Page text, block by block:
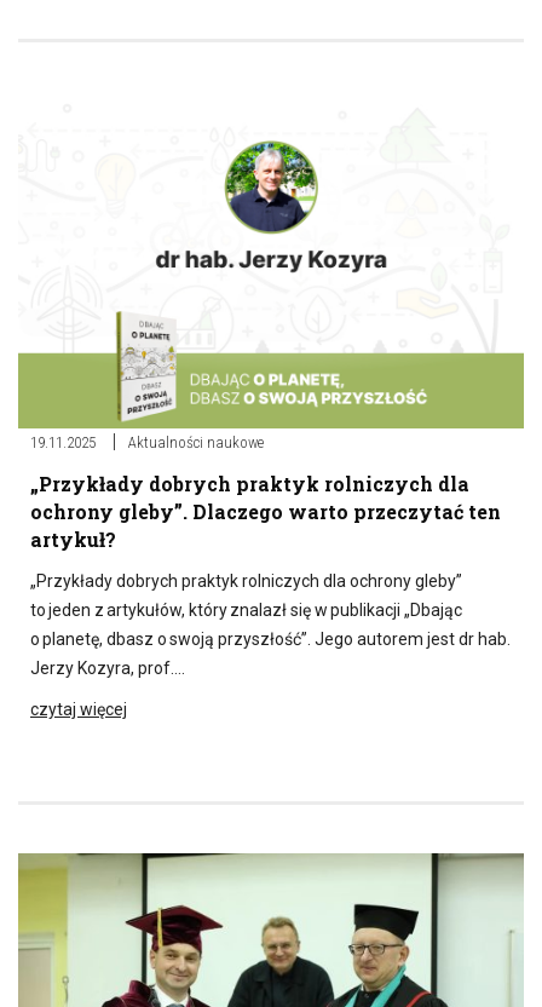
19.11.2025 Aktualności naukowe
„Przykłady dobrych praktyk rolniczych dla
ochrony gleby”. Dlaczego warto przeczytać ten
artykuł?
„Przykłady dobrych praktyk rolniczych dla ochrony gleby”
to jeden z artykułów, który znalazł się w publikacji „Dbając
o planetę, dbasz o swoją przyszłość”. Jego autorem jest dr hab.
Jerzy Kozyra, prof….
czytaj więcej